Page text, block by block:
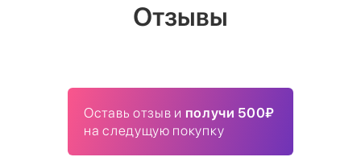
Отзывы
Оставь отзыв и получи 500₽
на следущую покупку